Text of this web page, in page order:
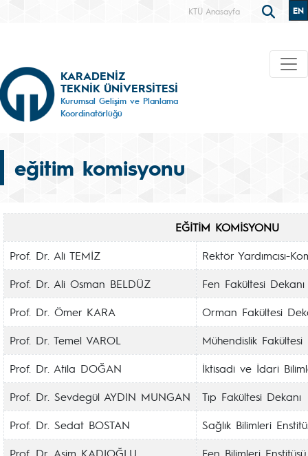
KTÜ Anasayfa EN
KARADENİZ
TEKNİK ÜNİVERSİTESİ
Kurumsal Gelişim ve Planlama
Koordinatörlüğü
eğitim komisyonu
EĞİTİM KOMİSYONU
Prof. Dr. Ali TEMİZ
Rektör Yardımcısı-
Prof. Dr. Ali Osman BELDÜZ
Fen Fakültesi Dekanı
Prof. Dr. Ömer KARA
Orman Fakültesi
Prof. Dr. Temel VAROL
Mühendislik Fakültesi
Prof. Dr. Atila DOĞAN
İktisadi ve İdari
Prof. Dr. Sevdegül AYDIN MUNGAN
Tıp Fakültesi Dekanı
Prof. Dr. Sedat BOSTAN
Sağlık Bilimleri
Prof. Dr. Asim KADIOĞLU
Fen Bilimleri